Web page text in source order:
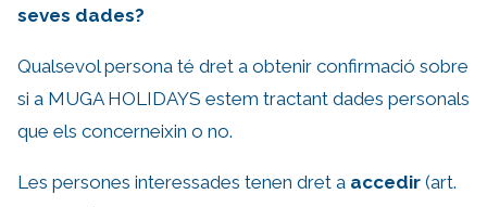
seves dades?
Qualsevol persona té dret a obtenir confirmació sobre
si a MUGA HOLIDAYS estem tractant dades personals
que els concerneixin o no.
Les persones interessades tenen dret a accedir (art.